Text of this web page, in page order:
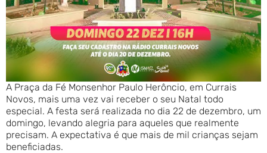
A Praça da Fé Monsenhor Paulo Herôncio, em Currais
Novos, mais uma vez vai receber o seu Natal todo
especial. A festa será realizada no dia 22 de dezembro, um
domingo, levando alegria para aqueles que realmente
precisam. A expectativa é que mais de mil crianças sejam
beneficiadas.